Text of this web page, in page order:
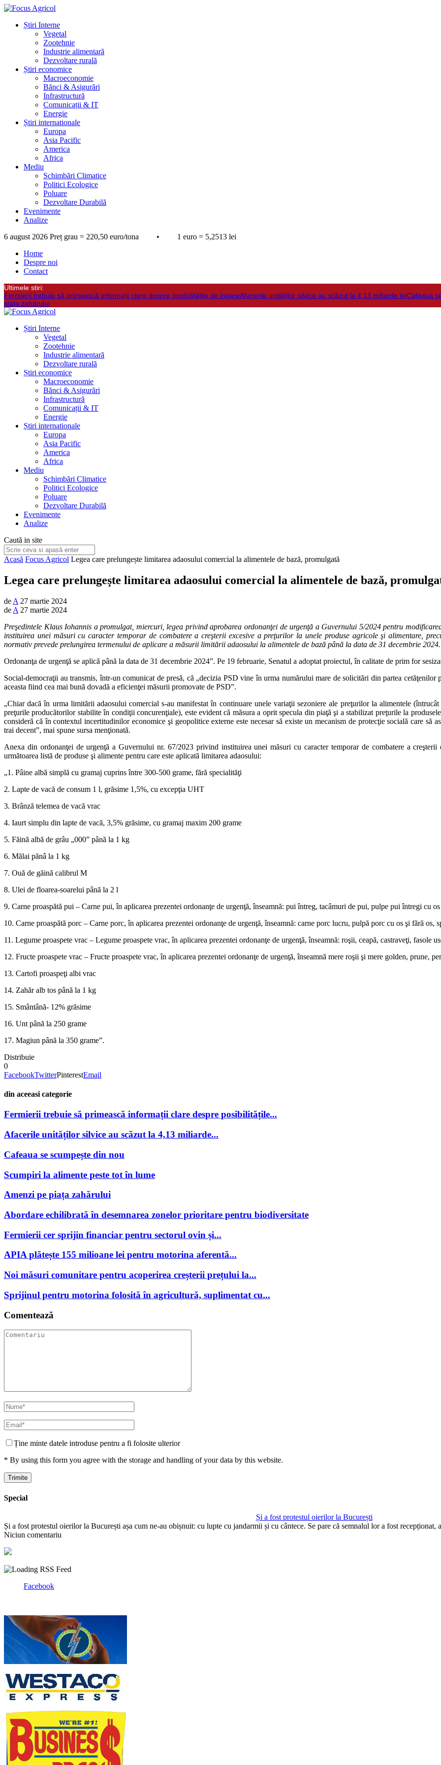
Știri Interne
Vegetal
Zootehnie
Industrie alimentară
Dezvoltare rurală
Știri economice
Macroeconomie
Bănci & Asigurări
Infrastructură
Comunicații & IT
Energie
Știri internationale
Europa
Asia Pacific
America
Africa
Mediu
Schimbări Climatice
Politici Ecologice
Poluare
Dezvoltare Durabilă
Evenimente
Analize
6 august 2026 Preț grau = 220,50 euro/tona • 1 euro = 5,2513 lei
Home
Despre noi
Contact
Ultimele stiri:
Fermierii trebuie să primească informații clare despre posibilitățile de irigareAfacerile unităților silvice au scăzut la 4,13 miliarde leiCafeaua
piața zahărului
Știri Interne
Vegetal
Zootehnie
Industrie alimentară
Dezvoltare rurală
Știri economice
Macroeconomie
Bănci & Asigurări
Infrastructură
Comunicații & IT
Energie
Știri internationale
Europa
Asia Pacific
America
Africa
Mediu
Schimbări Climatice
Politici Ecologice
Poluare
Dezvoltare Durabilă
Evenimente
Analize
Caută in site
Acasă Focus Agricol Legea care prelungește limitarea adaosului comercial la alimentele de bază, promulgată
Legea care prelungește limitarea adaosului comercial la alimentele de bază,
de A 27 martie 2024
de A 27 martie 2024
Preşedintele Klaus Iohannis a promulgat, miercuri, legea privind aprobarea ordonanţei de urgenţă a Guvernului 5/2024 pentru
instituirea unei măsuri cu caracter temporar de combatere a creşterii excesive a preţurilor la unele produse agricole şi alimentare,
normativ prevede prelungirea termenului de aplicare a măsurii limitării adaosului la alimentele de bază până la data de 31 decembrie 2024.
Ordonanţa de urgenţă se aplică până la data de 31 decembrie 2024”. Pe 19 februarie, Senatul a adoptat proiectul, în calitate de prim for
Social-democraţii au transmis, într-un comunicat de presă, că „decizia PSD vine în urma numărului mare de solicitări din partea
aceasta fiind cea mai bună dovadă a eficienţei măsurii promovate de PSD”.
„Chiar dacă în urma limitării adaosului comercial s-au manifestat în continuare unele variaţii sezoniere ale preţurilor la alimentele
preţurile producătorilor stabilite în condiţii concurenţiale), este evident că măsura a oprit specula din piaţă şi a stabilizat preţurile la
consideră că în contextul incertitudinilor economice şi geopolitice externe este necesar să existe un mecanism de protecţie socială care să
trai decent”, mai spune sursa menţionată.
Anexa din ordonanţei de urgenţă a Guvernului nr. 67/2023 privind instituirea unei măsuri cu caracter temporar de combatere a
următoarea listă de produse şi alimente pentru care este aplicată limitarea adaosului:
„1. Pâine albă simplă cu gramaj cuprins între 300-500 grame, fără specialităţi
2. Lapte de vacă de consum 1 l, grăsime 1,5%, cu excepţia UHT
3. Brânză telemea de vacă vrac
4. Iaurt simplu din lapte de vacă, 3,5% grăsime, cu gramaj maxim 200 grame
5. Făină albă de grâu „000” până la 1 kg
6. Mălai pănâ la 1 kg
7. Ouă de găină calibrul M
8. Ulei de floarea-soarelui până la 2 l
9. Carne proaspătă pui – Carne pui, în aplicarea prezentei ordonanţe de urgenţă, înseamnă: pui întreg, tacâmuri de pui, pulpe pui întregi cu
10. Carne proaspătă porc – Carne porc, în aplicarea prezentei ordonanţe de urgenţă, înseamnă: carne porc lucru, pulpă porc cu os şi fără os,
11. Legume proaspete vrac – Legume proaspete vrac, în aplicarea prezentei ordonanţe de urgenţă, înseamnă: roşii, ceapă, castraveţi, fasole
12. Fructe proaspete vrac – Fructe proaspete vrac, în aplicarea prezentei ordonanţe de urgenţă, înseamnă mere roşii şi mere golden, prune,
13. Cartofi proaspeţi albi vrac
14. Zahăr alb tos până la 1 kg
15. Smântână- 12% grăsime
16. Unt până la 250 grame
17. Magiun până la 350 grame”.
Distribuie
0
FacebookTwitterPinterestEmail
din aceeasi categorie
Fermierii trebuie să primească informații clare despre posibilitățile...
Afacerile unităților silvice au scăzut la 4,13 miliarde...
Cafeaua se scumpește din nou
Scumpiri la alimente peste tot în lume
Amenzi pe piața zahărului
Abordare echilibrată în desemnarea zonelor prioritare pentru biodiversitate
Fermierii cer sprijin financiar pentru sectorul ovin și...
APIA plătește 155 milioane lei pentru motorina aferentă...
Noi măsuri comunitare pentru acoperirea creșterii prețului la...
Sprijinul pentru motorina folosită în agricultură, suplimentat cu...
Comentează
Ține minte datele introduse pentru a fi folosite ulterior
* By using this form you agree with the storage and handling of your data by this website.
Special
Și a fost protestul oierilor la București
Și a fost protestul oierilor la București așa cum ne-au obișnuit: cu lupte cu jandarmii și cu cântece. Se pare că semnalul lor a fost recepționat,
Niciun comentariu
Facebook